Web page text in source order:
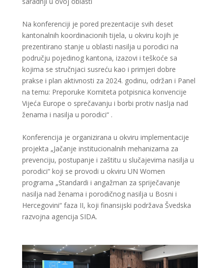
Na konferenciji je pored prezentacije svih deset
kantonalnih koordinacionih tijela, u okviru kojih je
prezentirano stanje u oblasti nasilja u porodici na
području pojedinog kantona, izazovi i teškoće sa
kojima se stručnjaci susreću kao i primjeri dobre
prakse i plan aktivnosti za 2024. godinu, održan i Panel
na temu: Preporuke Komiteta potpisnica konvencije
Vijeća Europe o sprečavanju i borbi protiv naslja nad
ženama i nasilja u porodici“ .
Konferencija je organizirana u okviru implementacije
projekta „Jačanje institucionalnih mehanizama za
prevenciju, postupanje i zaštitu u slučajevima nasilja u
porodici“ koji se provodi u okviru UN Women
programa „Standardi i angažman za spriječavanje
nasilja nad ženama i porodičnog nasilja u Bosni i
Hercegovini“ faza II, koji finansijski podržava Švedska
razvojna agencija SIDA.